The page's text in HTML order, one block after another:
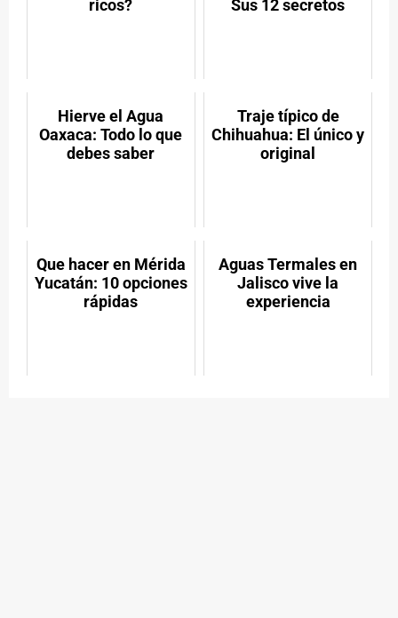
ricos? Sus 12 secretos
Hierve el Agua
Oaxaca: Todo lo que
debes saber
Traje típico de
Chihuahua: El único y
original
Que hacer en Mérida
Yucatán: 10 opciones
rápidas
Aguas Termales en
Jalisco vive la
experiencia